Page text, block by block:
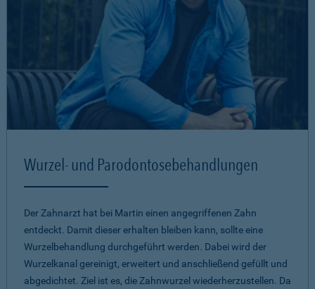
Wurzel- und Parodontosebehandlungen
Der Zahnarzt hat bei Martin einen angegriffenen Zahn
entdeckt. Damit dieser erhalten bleiben kann, sollte eine
Wurzelbehandlung durchgeführt werden. Dabei wird der
Wurzelkanal gereinigt, erweitert und anschließend gefüllt und
abgedichtet. Ziel ist es, die Zahnwurzel wiederherzustellen. Da